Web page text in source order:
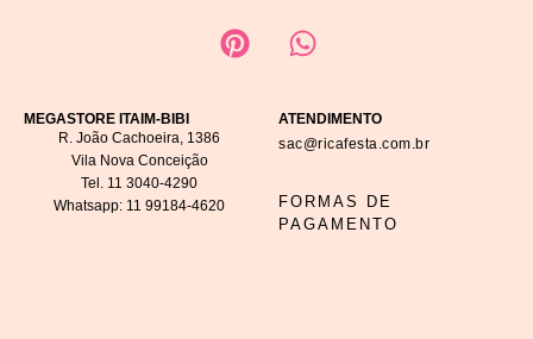
MEGASTORE ITAIM-BIBI
R. João Cachoeira, 1386
Vila Nova Conceição
Tel. 11 3040-4290
Whatsapp: 11 99184-4620
ATENDIMENTO
sac@ricafesta.com.br
FORMAS DE
PAGAMENTO